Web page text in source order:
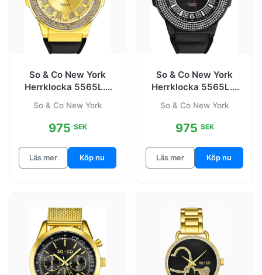
So & Co New York
Herrklocka 5565L.2
Ø48 mm
So & Co New York
975 SEK
Läs mer Köp nu
So & Co New York
Herrklocka 5565L.3
Ø48 mm
So & Co New York
975 SEK
Läs mer Köp nu